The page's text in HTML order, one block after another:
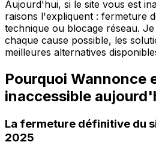
Aujourd'hui, si le site vous est
raisons l'expliquent : fermeture
technique ou blocage réseau.
chaque cause possible, les
meilleures alternatives
Pourquoi Wannonce
inaccessible
La fermeture définitive du
2025